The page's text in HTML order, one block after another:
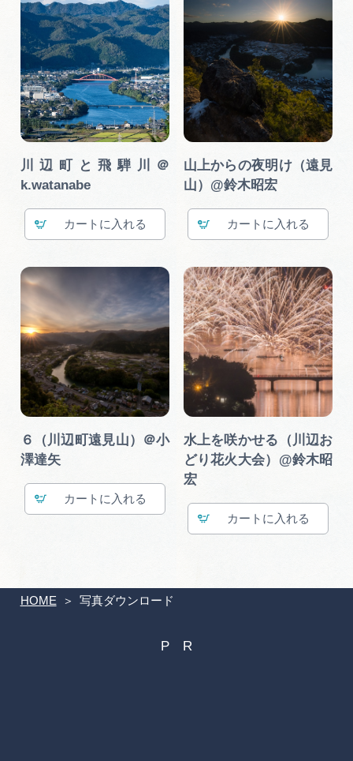
動画ライブラリー
お問い合わせ
運営組織
広告掲載
サイトポリシー
HOME 写真ダウンロード
川辺町と飛騨川＠
k.watanabe
カート
山上からの夜明け（遠見
山）@鈴木昭宏
カート
６（川辺町遠見山）＠小
澤達矢
カート
水上を咲かせる（川辺お
どり花火大会）@鈴木昭
宏
カート